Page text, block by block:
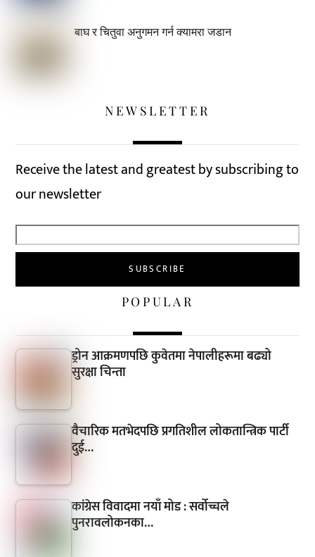
बाघ र चितुवा अनुगमन गर्न क्यामरा जडान
NEWSLETTER
Receive the latest and greatest by subscribing to
our newsletter
POPULAR
ड्रोन आक्रमणपछि कुवेतमा नेपालीहरूमा बढ्यो
सुरक्षा चिन्ता
वैचारिक मतभेदपछि प्रगतिशील लोकतान्त्रिक पार्टी
दुई…
कांग्रेस विवादमा नयाँ मोड : सर्वोच्चले
पुनरावलोकनका…